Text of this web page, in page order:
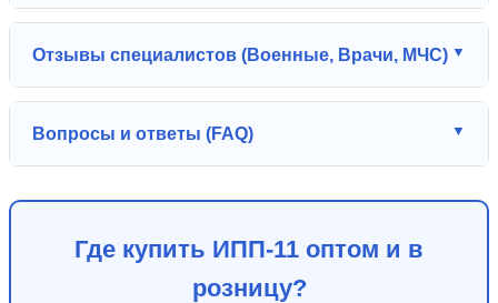
Отзывы специалистов (Военные, Врачи, МЧС)
Вопросы и ответы (FAQ)
Где купить ИПП-11 оптом и в
розницу?